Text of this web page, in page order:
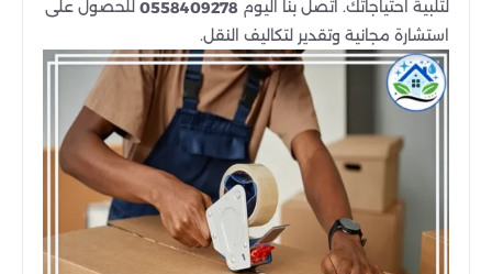
لتلبية احتياجاتك. اتصل بنا اليوم 0558409278 للحصول على
استشارة مجانية وتقدير لتكاليف النقل.